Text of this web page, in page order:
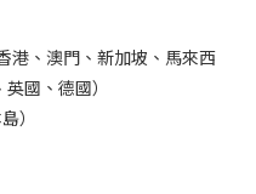
港、澳門、新加坡、馬來西
國、德國）
）